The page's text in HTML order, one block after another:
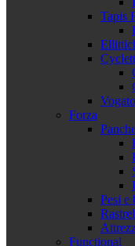
Tapis
Forza
Pesi e
Functional